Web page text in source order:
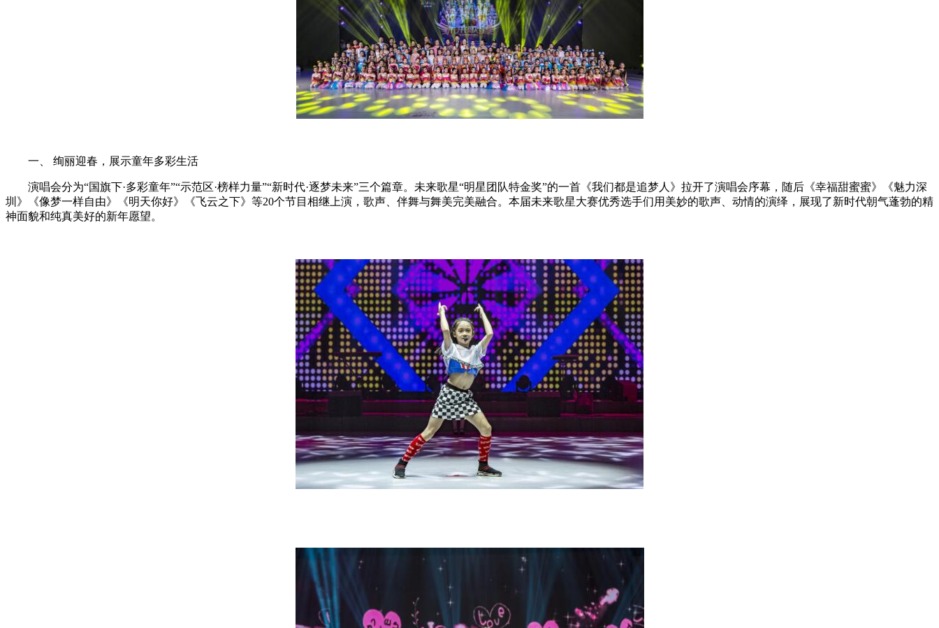
一、 绚丽迎春，展示童年多彩生活
演唱会分为“国旗下·多彩童年”“示范区·榜样力量”“新时代·逐梦未来”三个篇章。未来歌星“明星团队特金奖”的一首《我们都是追梦人》拉开了演唱会序幕，随后《幸福甜蜜蜜》《魅力深
圳》《像梦一样自由》《明天你好》《飞云之下》等20个节目相继上演，歌声、伴舞与舞美完美融合。本届未来歌星大赛优秀选手们用美妙的歌声、动情的演绎，展现了新时代朝气蓬勃的精
神面貌和纯真美好的新年愿望。